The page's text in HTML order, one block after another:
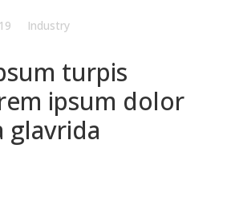
Industry
turpis
ipsum dolor